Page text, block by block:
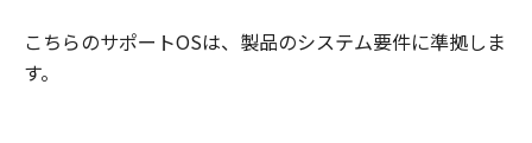
こちらのサポートOSは、製品のシステム要件に準拠しま
す。